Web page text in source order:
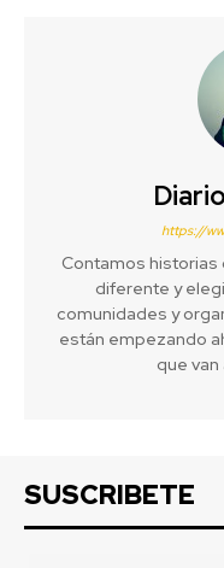
https://
Contamos historias
diferente y
comunidades y
están empezando
que
SUSCRIBETE